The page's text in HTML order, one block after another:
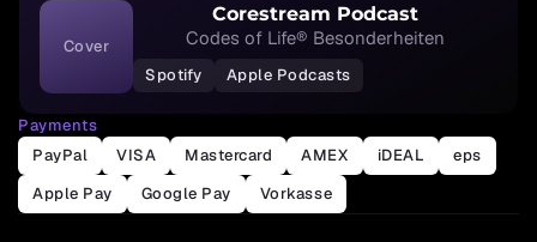
Cover
Corestream Podcast
Codes of Life® Besonderheiten
Spotify Apple Podcasts
Payments
PayPal
VISA Mastercard AMEX iDEAL
eps
Apple Pay
Google Pay Vorkasse